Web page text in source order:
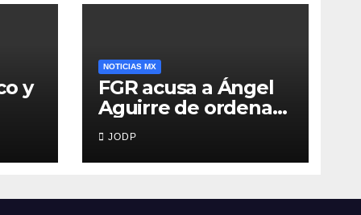
y
NOTICIAS MX
FGR acusa a Ángel
Aguirre de ordenar
destruir videos
clave del caso
Ayotzinapa
JODP